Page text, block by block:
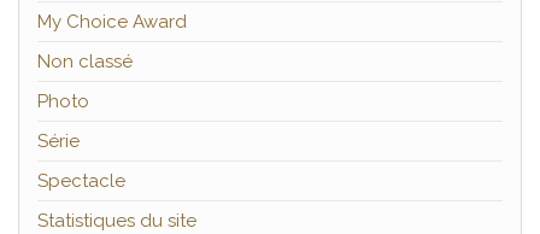
My Choice Award
Non classé
Photo
Série
Spectacle
Statistiques du site